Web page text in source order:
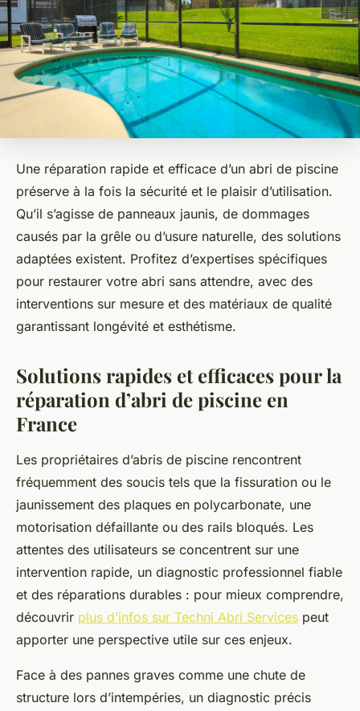
Une réparation rapide et efficace d’un abri de piscine
préserve à la fois la sécurité et le plaisir d’utilisation.
Qu’il s’agisse de panneaux jaunis, de dommages
causés par la grêle ou d’usure naturelle, des solutions
adaptées existent. Profitez d’expertises spécifiques
pour restaurer votre abri sans attendre, avec des
interventions sur mesure et des matériaux de qualité
garantissant longévité et esthétisme.
Solutions rapides et efficaces pour la
réparation d’abri de piscine en
France
Les propriétaires d’abris de piscine rencontrent
fréquemment des soucis tels que la fissuration ou le
jaunissement des plaques en polycarbonate, une
motorisation défaillante ou des rails bloqués. Les
attentes des utilisateurs se concentrent sur une
intervention rapide, un diagnostic professionnel fiable
et des réparations durables : pour mieux comprendre,
découvrir plus d’infos sur Techni Abri Services peut
apporter une perspective utile sur ces enjeux.
Face à des pannes graves comme une chute de
structure lors d’intempéries, un diagnostic précis